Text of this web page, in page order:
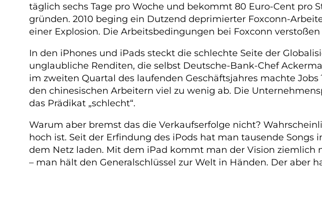
täglich sechs Tage pro Woche und bekommt 80 Euro-Cent pro
gründen. 2010 beging ein Dutzend deprimierter Foxconn-
einer Explosion. Die Arbeitsbedingungen bei Foxconn
In den iPhones und iPads steckt die schlechte Seite der
unglaubliche Renditen, die selbst Deutsche-Bank-Chef
im zweiten Quartal des laufenden Geschäftsjahres machte
den chinesischen Arbeitern viel zu wenig ab. Die
das Prädikat „schlecht“.
Warum aber bremst das die Verkaufserfolge nicht?
hoch ist. Seit der Erfindung des iPods hat man tausende
dem Netz laden. Mit dem iPad kommt man der Vision ziemlich
– man hält den Generalschlüssel zur Welt in Händen. Der aber